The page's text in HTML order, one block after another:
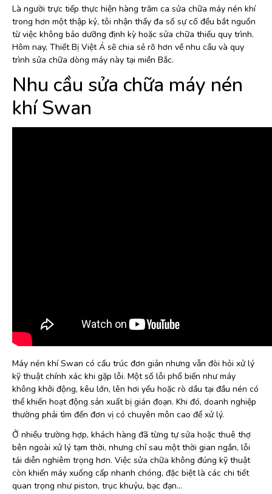
Là người trực tiếp thực hiện hàng trăm ca sửa chữa máy nén khí
trong hơn một thập kỷ, tôi nhận thấy đa số sự cố đều bắt nguồn
từ việc không bảo dưỡng định kỳ hoặc sửa chữa thiếu quy trình.
Hôm nay, Thiết Bị Việt Á sẽ chia sẻ rõ hơn về nhu cầu và quy
trình sửa chữa dòng máy này tại miền Bắc.
Nhu cầu sửa chữa máy nén
khí Swan
Máy nén khí Swan có cấu trúc đơn giản nhưng vẫn đòi hỏi xử lý
kỹ thuật chính xác khi gặp lỗi. Một số lỗi phổ biến như máy
không khởi động, kêu lớn, lên hơi yếu hoặc rò dầu tại đầu nén có
thể khiến hoạt động sản xuất bị gián đoạn. Khi đó, doanh nghiệp
thường phải tìm đến đơn vị có chuyên môn cao để xử lý.
Ở nhiều trường hợp, khách hàng đã từng tự sửa hoặc thuê thợ
bên ngoài xử lý tạm thời, nhưng chỉ sau một thời gian ngắn, lỗi
tái diễn nghiêm trọng hơn. Việc sửa chữa không đúng kỹ thuật
còn khiến máy xuống cấp nhanh chóng, đặc biệt là các chi tiết
quan trọng như piston, trục khuỷu, bạc đạn…